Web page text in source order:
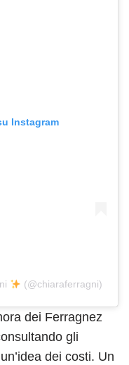
Instagram
(@chiaraferragni)
dei Ferragnez
gli
dei costi. Un